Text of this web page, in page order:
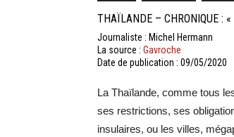
THAÏLANDE – CHRONIQUE :
Journaliste : Michel Hermann
La source : Gavroche
Date de publication : 09/05/2020
La Thaïlande, comme tous
ses restrictions, ses
insulaires, ou les villes,